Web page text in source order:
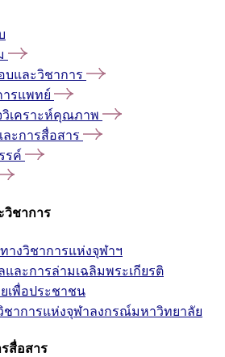
บและวิชาการ
ารแพทย์
วิเคราะห์คุณภาพ
ะการสื่อสาร
รค์
วิชาการ
างวิชาการแห่งจุฬาฯ
ละการล่ามเฉลิมพระเกียรติ
เพื่อประชาชน
ชาการแห่งจุฬาลงกรณ์มหาวิทยาลัย
สื่อสาร